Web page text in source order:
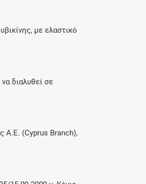
με ελαστικό
διαλυθεί σε
(Cyprus Branch),